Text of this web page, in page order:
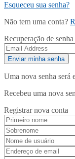
Esqueceu sua senha?
Não tem uma conta?
Recuperação de senha
Uma nova senha será
Recebeu uma nova
Registrar nova conta